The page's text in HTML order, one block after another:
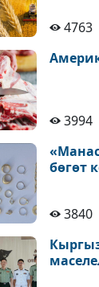
4763
3994
бөгөт
3840